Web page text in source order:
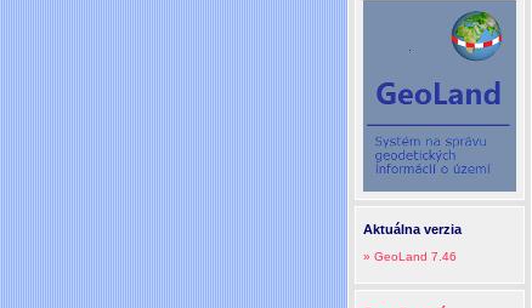
Aktuálna verzia
» GeoLand 7.46